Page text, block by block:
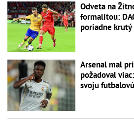
Odveta na
formalitou:
poriadne
Arsenal mal
požadoval
svoju